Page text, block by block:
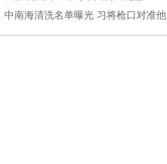
中南海清洗名单曝光 习将枪口对准他